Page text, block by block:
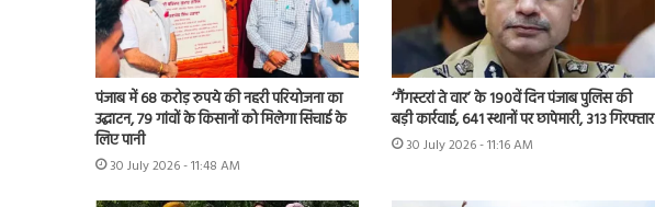
पंजाब में 68 करोड़ रुपये की नहरी परियोजना का
उद्घाटन, 79 गांवों के किसानों को मिलेगा सिंचाई के
लिए पानी
30 July 2026 - 11:48 AM
‘गैंगस्टरां ते वार’ के 190वें दिन पंजाब पुलिस की
बड़ी कार्रवाई, 641 स्थानों पर छापेमारी, 313 गिरफ्तार
30 July 2026 - 11:16 AM